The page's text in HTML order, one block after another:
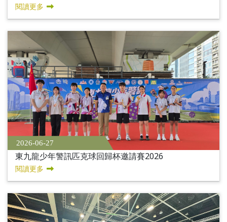
閱讀更多
2026-06-27
東九龍少年警訊匹克球回歸杯邀請賽2026
閱讀更多